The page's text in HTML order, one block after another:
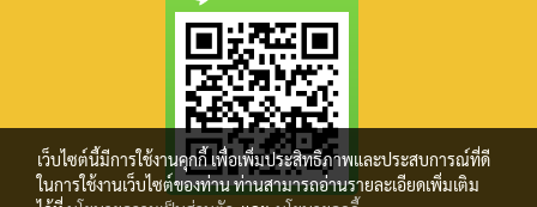
เว็บไซต์นี้มีการใช้งานคุกกี้ เพื่อเพิ่มประสิทธิภาพและประสบการณ์ที่ดี
ในการใช้งานเว็บไซต์ของท่าน ท่านสามารถอ่านรายละเอียดเพิ่มเติม